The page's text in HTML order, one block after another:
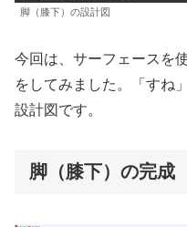
脚（膝下）の設計図
今回は、サーフェースを
をしてみました。「すね
設計図です。
脚（膝下）の完成